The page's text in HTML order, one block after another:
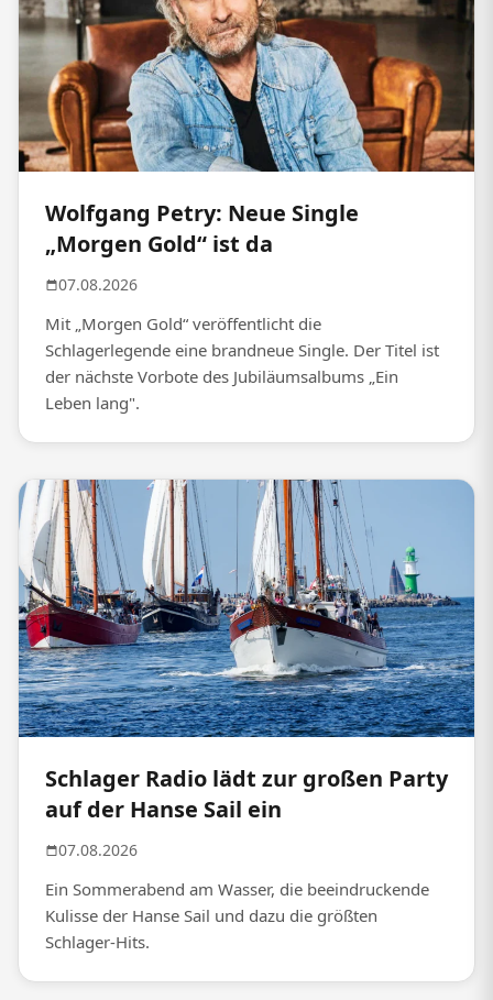
Wolfgang Petry: Neue Single
„Morgen Gold“ ist da
07.08.2026
Mit „Morgen Gold“ veröffentlicht die
Schlagerlegende eine brandneue Single. Der Titel ist
der nächste Vorbote des Jubiläumsalbums „Ein
Leben lang".
Schlager Radio lädt zur großen Party
auf der Hanse Sail ein
07.08.2026
Ein Sommerabend am Wasser, die beeindruckende
Kulisse der Hanse Sail und dazu die größten
Schlager-Hits.